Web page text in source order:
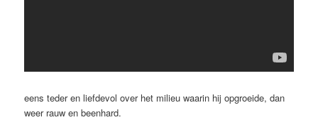
eens teder en liefdevol over het milieu waarin hij opgroeide, dan
weer rauw en beenhard.